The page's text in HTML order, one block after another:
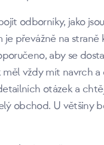
odborníky, jako
převážně na straně
aby se
vždy mít navrch
otázek a
obchod. U většiny